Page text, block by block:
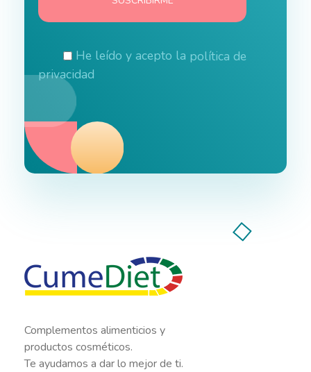
He leído y acepto la política de
privacidad
Complementos alimenticios y
productos cosméticos.
Te ayudamos a dar lo mejor de ti.